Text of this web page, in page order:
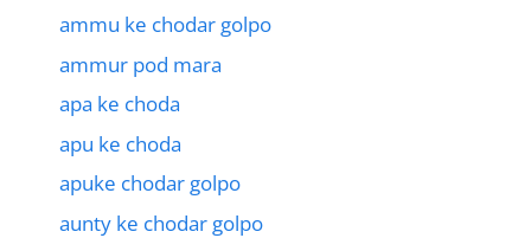
ammu ke chodar golpo
ammur pod mara
apa ke choda
apu ke choda
apuke chodar golpo
aunty ke chodar golpo